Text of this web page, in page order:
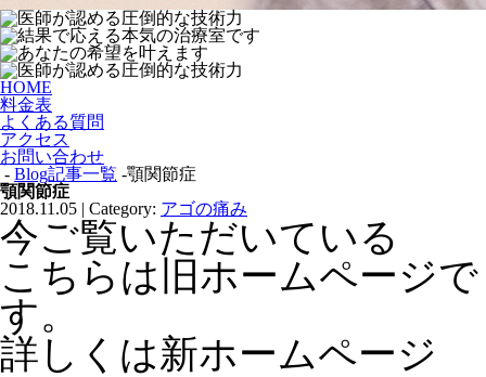
HOME
料金表
よくある質問
アクセス
お問い合わせ
- Blog記事一覧 -顎関節症
顎関節症
2018.11.05 | Category: アゴの痛み
今ご覧いただいている
こちらは旧ホームページで
す。
詳しくは新ホームページ